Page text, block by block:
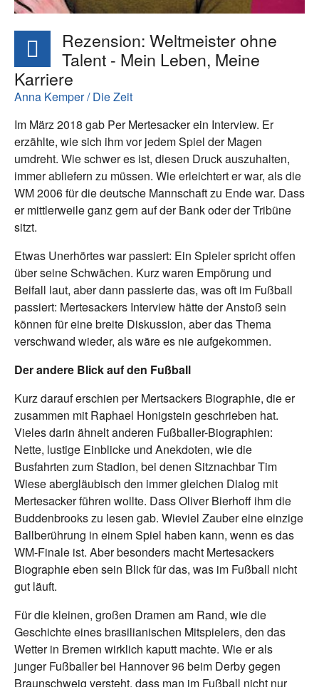
Rezension: Weltmeister ohne
Talent - Mein Leben, Meine
Karriere
Anna Kemper / Die Zeit
Im März 2018 gab Per Mertesacker ein Interview. Er
erzählte, wie sich ihm vor jedem Spiel der Magen
umdreht. Wie schwer es ist, diesen Druck auszuhalten,
immer abliefern zu müssen. Wie erleichtert er war, als die
WM 2006 für die deutsche Mannschaft zu Ende war. Dass
er mittlerweile ganz gern auf der Bank oder der Tribüne
sitzt.
Etwas Unerhörtes war passiert: Ein Spieler spricht offen
über seine Schwächen. Kurz waren Empörung und
Beifall laut, aber dann passierte das, was oft im Fußball
passiert: Mertesackers Interview hätte der Anstoß sein
können für eine breite Diskussion, aber das Thema
verschwand wieder, als wäre es nie aufgekommen.
Der andere Blick auf den Fußball
Kurz darauf erschien per Mertsackers Biographie, die er
zusammen mit Raphael Honigstein geschrieben hat.
Vieles darin ähnelt anderen Fußballer-Biographien:
Nette, lustige Einblicke und Anekdoten, wie die
Busfahrten zum Stadion, bei denen Sitznachbar Tim
Wiese abergläubisch den immer gleichen Dialog mit
Mertesacker führen wollte. Dass Oliver Bierhoff ihm die
Buddenbrooks zu lesen gab. Wieviel Zauber eine einzige
Ballberührung in einem Spiel haben kann, wenn es das
WM-Finale ist. Aber besonders macht Mertesackers
Biographie eben sein Blick für das, was im Fußball nicht
gut läuft.
Für die kleinen, großen Dramen am Rand, wie die
Geschichte eines brasilianischen Mitspielers, den das
Wetter in Bremen wirklich kaputt machte. Wie er als
junger Fußballer bei Hannover 96 beim Derby gegen
Braunschweig versteht, dass man im Fußball nicht nur